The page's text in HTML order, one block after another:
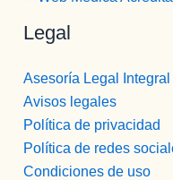
Legal
Asesoría Legal Integral
Avisos legales
Política de privacidad
Política de redes
Condiciones de uso